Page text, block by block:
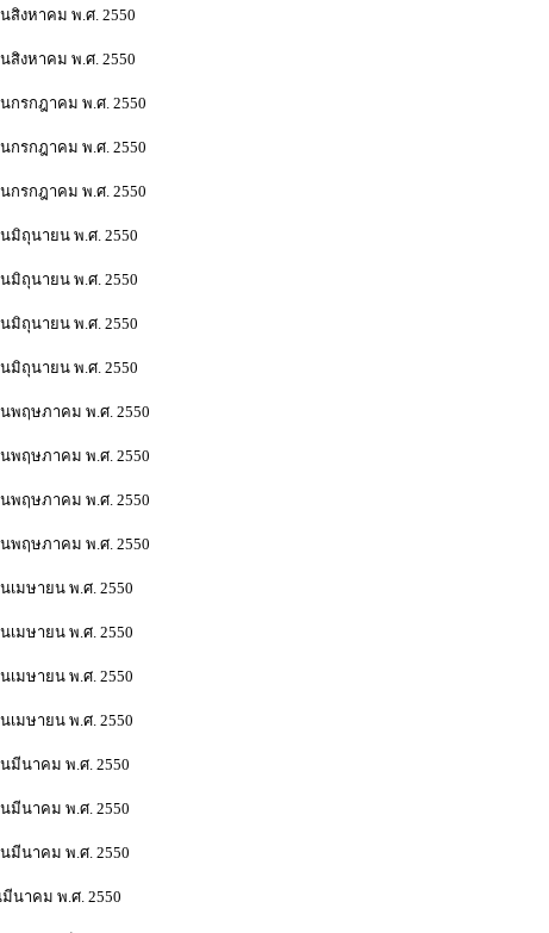
สิงหาคม พ.ศ. 2550
สิงหาคม พ.ศ. 2550
กรกฎาคม พ.ศ. 2550
กรกฎาคม พ.ศ. 2550
นกรกฎาคม พ.ศ. 2550
มิถุนายน พ.ศ. 2550
นมิถุนายน พ.ศ. 2550
มิถุนายน พ.ศ. 2550
นมิถุนายน พ.ศ. 2550
พฤษภาคม พ.ศ. 2550
พฤษภาคม พ.ศ. 2550
พฤษภาคม พ.ศ. 2550
นพฤษภาคม พ.ศ. 2550
เมษายน พ.ศ. 2550
เมษายน พ.ศ. 2550
เมษายน พ.ศ. 2550
นเมษายน พ.ศ. 2550
มีนาคม พ.ศ. 2550
นมีนาคม พ.ศ. 2550
นมีนาคม พ.ศ. 2550
มีนาคม พ.ศ. 2550